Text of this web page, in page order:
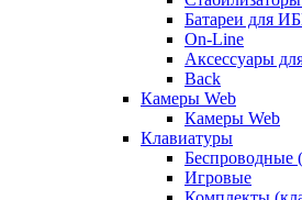
Батареи для
On-Line
Аксессуары
Back
Камеры Web
Камеры Web
Клавиатуры
Беспроводные
Игровые